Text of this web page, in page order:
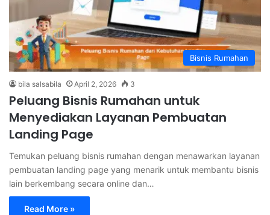
Bisnis Rumahan
bila salsabila April 2, 2026 3
Peluang Bisnis Rumahan untuk
Menyediakan Layanan Pembuatan
Landing Page
Temukan peluang bisnis rumahan dengan menawarkan layanan
pembuatan landing page yang menarik untuk membantu bisnis
lain berkembang secara online dan…
Read More »